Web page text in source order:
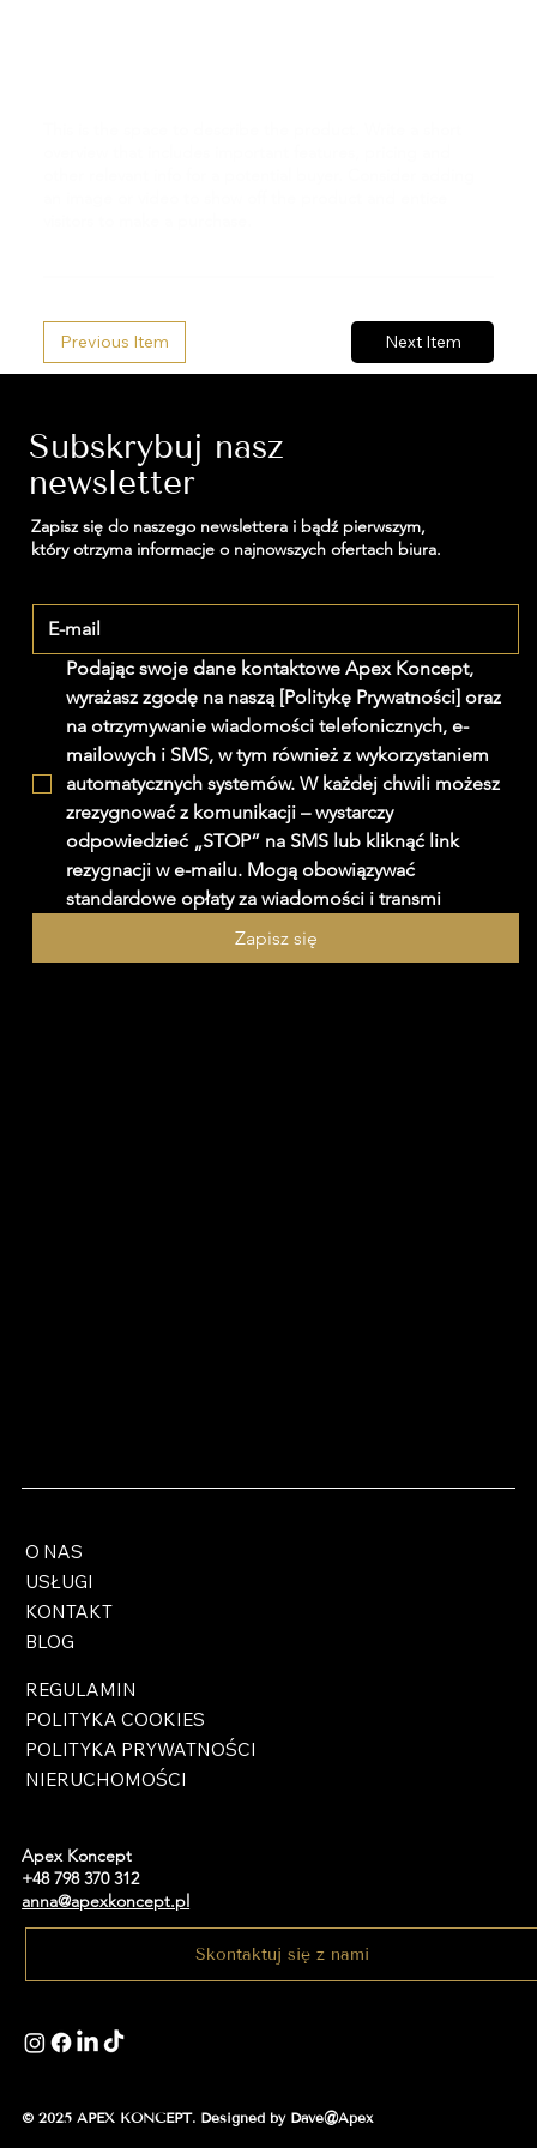
Next Item
Previous Item
Subskrybuj nasz
newsletter
Zapisz się do naszego newslettera i bądź pierwszym,
który otrzyma informacje o najnowszych ofertach biura.
Podając swoje dane kontaktowe Apex Koncept,
wyrażasz zgodę na naszą [Politykę Prywatności] oraz
na otrzymywanie wiadomości telefonicznych, e-
mailowych i SMS, w tym również z wykorzystaniem
automatycznych systemów. W każdej chwili możesz
zrezygnować z komunikacji – wystarczy
odpowiedzieć „STOP” na SMS lub kliknąć link
rezygnacji w e-mailu. Mogą obowiązywać
standardowe opłaty za wiadomości i transmi
Zapisz się
Apex Koncept
+48 798 370 312
anna@apexkoncept.pl
Skontaktuj się z nami
O NAS
USŁUGI
KONTAKT
BLOG
REGULAMIN
POLITYKA COOKIES
POLITYKA PRYWATNOŚCI
NIERUCHOMOŚCI
© 2025 APEX KONCEPT. Designed by Dave@Apex